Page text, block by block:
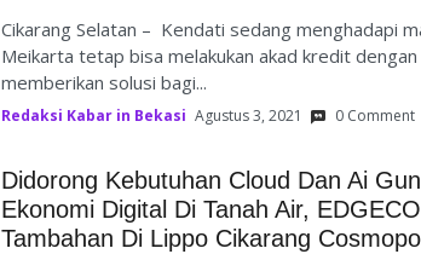
Cikarang Selatan – Kendati sedang menghadapi
Meikarta tetap bisa melakukan akad kredit dengan
memberikan solusi bagi...
Redaksi Kabar in Bekasi Agustus 3, 2021 0 Comment
Didorong Kebutuhan Cloud Dan Ai
Ekonomi Digital Di Tanah Air,
Tambahan Di Lippo Cikarang